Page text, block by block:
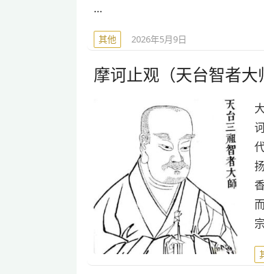
…
其他 2026年5月9日
摩诃止观（天台智者